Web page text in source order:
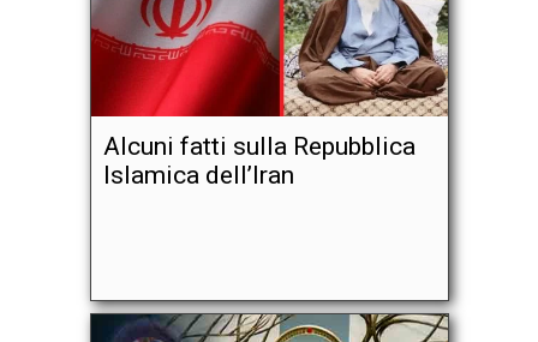
Alcuni fatti sulla Repubblica
Islamica dell’Iran